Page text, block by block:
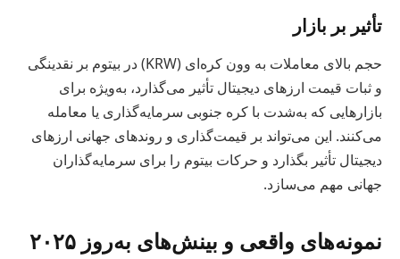
تأثیر بر بازار
حجم بالای معاملات به وون کره‌ای (KRW) در بیتوم بر نقدینگی
و ثبات قیمت ارزهای دیجیتال تأثیر می‌گذارد، به‌ویژه برای
بازارهایی که به‌شدت با کره جنوبی سرمایه‌گذاری یا معامله
می‌کنند. این می‌تواند بر قیمت‌گذاری و روندهای جهانی ارزهای
دیجیتال تأثیر بگذارد و حرکات بیتوم را برای سرمایه‌گذاران
جهانی مهم می‌سازد.
نمونه‌های واقعی و بینش‌های به‌روز ۲۰۲۵